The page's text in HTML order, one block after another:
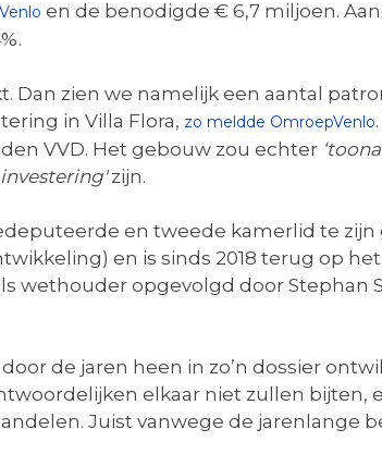
en de benodigde € 6,7 miljoen.
Dan zien we namelijk een aantal
in Villa Flora, zo meldde OmroepVenlo
VVD. Het gebouw zou echter ‘
zijn.
en tweede kamerlid te zijn
en is sinds 2018 terug op
opgevolgd door Stephan
de jaren heen in zo’n dossier
elkaar niet zullen bijten,
Juist vanwege de jarenlange